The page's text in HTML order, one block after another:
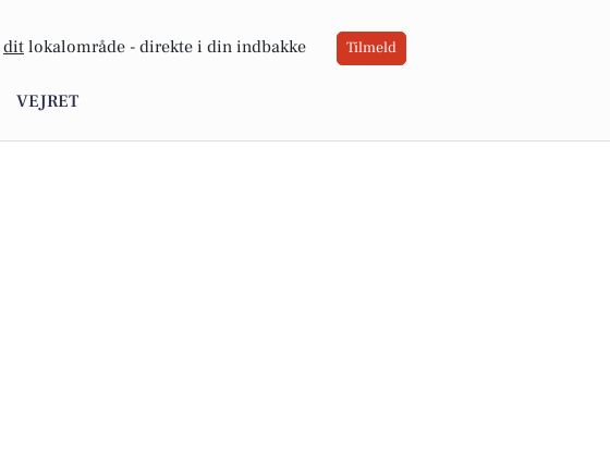
dit lokalområde - direkte i din indbakke Tilmeld
VEJRET